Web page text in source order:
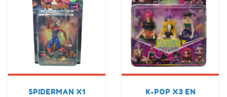
SPIDERMAN X1
K-POP X3 EN